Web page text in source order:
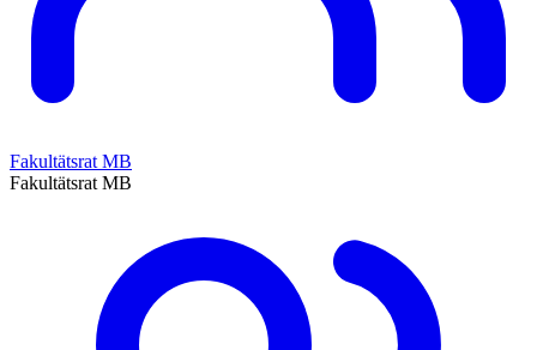
Fakultätsrat MB
Fakultätsrat MB